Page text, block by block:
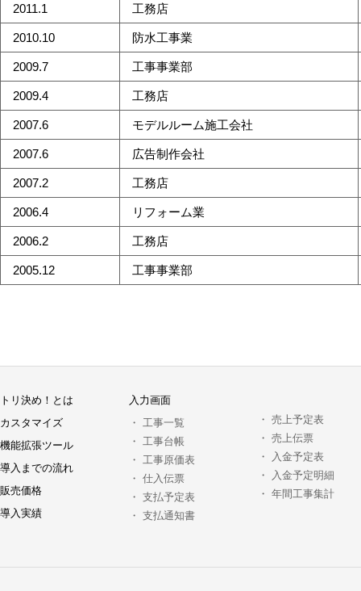
2011.1 工務店
2010.10 防水工事業
2009.7 工事事業部
2009.4 工務店
2007.6 モデルルーム施工会社
2007.6 広告制作会社
2007.2 工務店
2006.4 リフォーム業
2006.2 工務店
2005.12 工事事業部
トリ決め！とは
カスタマイズ
機能拡張ツール
導入までの流れ
販売価格
導入実績
入力画面
・ 工事一覧
・ 工事台帳
・ 工事原価表
・ 仕入伝票
・ 支払予定表
・ 支払通知書
・ 売上予定表
・ 売上伝票
・
入金予定表
・
入金予定明細
・ 年間工事集計